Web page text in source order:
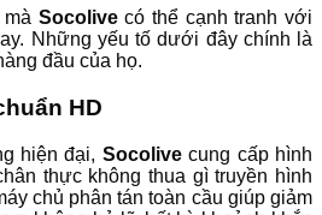
Socolivecó thể cạnh tranh với
Những yếu tố dưới đây chính là
đầu của họ.
HD
hiện đại, Socolivecung cấp hình
thực không thua gì truyền hình
chủ phân tán toàn cầu giúp giảm